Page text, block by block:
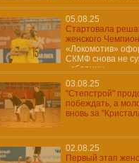
05.08.25
Стартовала
женского
«Локомотив»
СКМФ снова не
«сборниц»…
03.08.25
"Степстрой"
побеждать, а
вновь за
02.08.25
Первый этап